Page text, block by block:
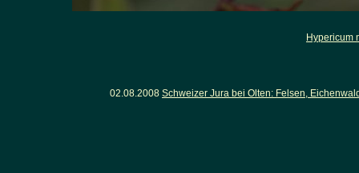
Hypericum
02.08.2008 Schweizer Jura bei Olten: Felsen,